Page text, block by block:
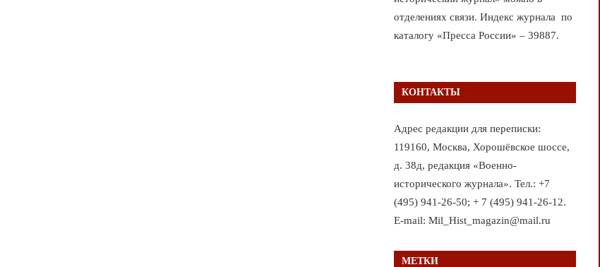
отделениях связи. Индекс журнала по
каталогу «Пресса России» – 39887.
КОНТАКТЫ
Адрес редакции для переписки:
119160, Москва, Хорошёвское шоссе,
д. 38д, редакция «Военно-
исторического журнала». Тел.: +7
(495) 941-26-50; + 7 (495) 941-26-12.
E-mail: Mil_Hist_magazin@mail.ru
МЕТКИ